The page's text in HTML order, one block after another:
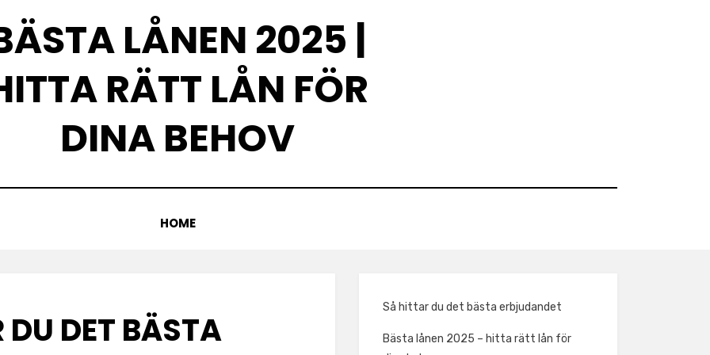
LÅNEN 2025 |
RÄTT LÅN FÖR
DINA BEHOV
HOME
DET BÄSTA
Så hittar du det bästa erbjudandet
Bästa lånen 2025 – hitta rätt lån för